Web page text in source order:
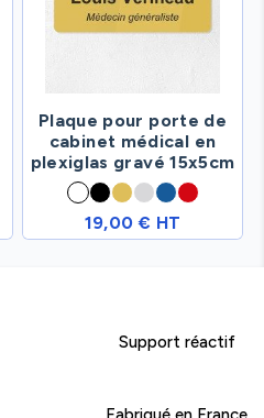
Plaque pour porte de
cabinet médical en
plexiglas gravé 15x5cm
19,00 € HT
Support réactif